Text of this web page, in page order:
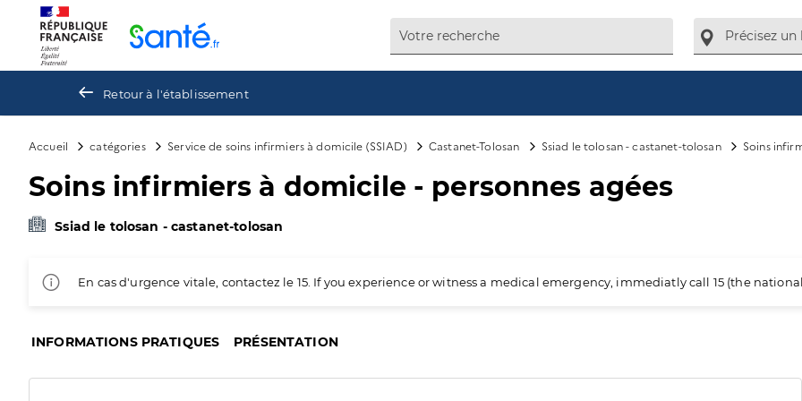
Retour à l'établissement
Accueil catégories Service de soins infirmiers à domicile (SSIAD) Castanet-Tolosan Ssiad le tolosan - castanet-tolosan Soins
Soins infirmiers à domicile - personnes agées
Ssiad le tolosan - castanet-tolosan
En cas d'urgence vitale, contactez le 15. If you experience or witness a medical emergency, immediatly call 15 (the
INFORMATIONS PRATIQUES PRÉSENTATION
Panneau de gestion des cookies